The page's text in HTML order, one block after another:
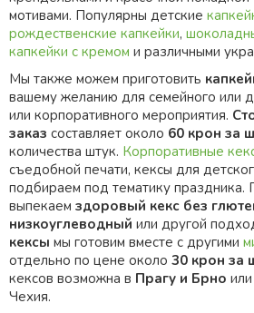
мотивами. Популярны детские
рождественские капкейки,
капкейки с кремом и различными
Мы также можем приготовить
вашему желанию для семейного или
или корпоративного мероприятия.
заказ составляет около 60 крон за
количества штук. Корпоративные
съедобной печати, кексы для
подбираем под тематику праздника.
выпекаем здоровый кекс без
низкоуглеводный или другой
кексы мы готовим вместе с другими
отдельно по цене около 30 крон за
кексов возможна в Прагу и Брно
Чехия.